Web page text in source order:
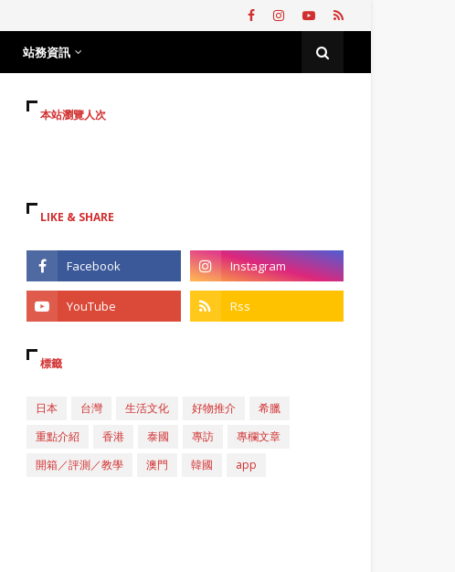
站務資訊
本站瀏覽人次
LIKE & SHARE
標籤
日本 台灣 生活文化 好物推介
希臘
重點介紹
香港 泰國 專訪
專欄文章
開箱／評測／教學
澳門 韓國 app